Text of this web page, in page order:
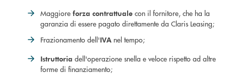
Maggiore forza contrattuale con il fornitore, che ha la
garanzia di essere pagato direttamente da Claris Leasing;
Frazionamento dell'IVA nel tempo;
Istruttoria dell'operazione snella e veloce rispetto ad altre
forme di finanziamento;